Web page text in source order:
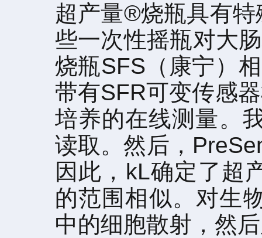
超产量®烧瓶具有
些一次性摇瓶对大
烧瓶SFS（康宁）
带有SFR可变传感
培养的在线测量。
读取。然后，
因此，kL确定了超
的范围相似。对生
中的细胞散射，然